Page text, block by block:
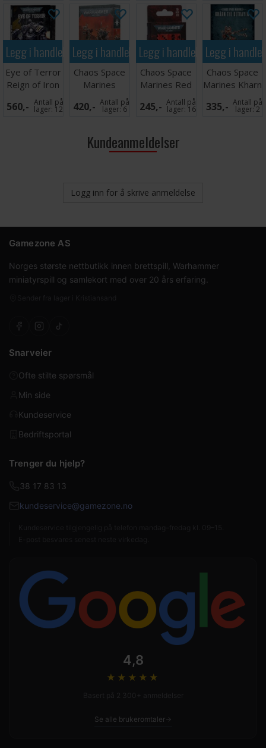
Legg i handlekurven
Eye of Terror
Reign of Iron
(Slipcase)
560,- Antall på
lager: 12
Legg i handlekurven
Chaos Space
Marines
Traitor
Enforcer
420,- Antall på
lager:6
Legg i handlekurven
Chaos Space
Marines Red
Corsairs Dice
245,- Antall på
lager: 16
Legg i
Chaos Space
Marines Kharn
the Betrayer
335,- Antall på
lager:2
Kundeanmeldelser
Logg inn for å skrive anmeldelse
Gamezone AS
Norges største nettbutikk innen brettspill, Warhammer
miniatyrspill og samlekort med over 20 års erfaring.
Snarveier
Ofte stilte spørsmål
Min side
Kundeservice
Bedriftsportal
Trenger du hjelp?
38 17 83 13
kundeservice@gamezone.no
4,8
★★★★ ★
Se alle brukeromtaler